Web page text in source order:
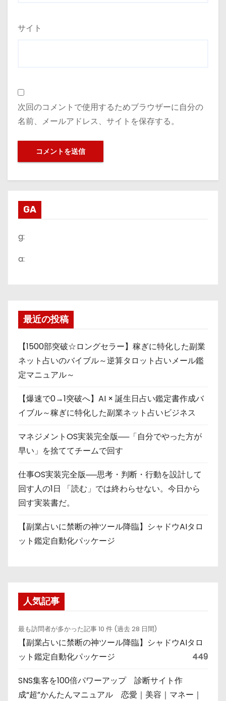
サイト
次回のコメントで使用するためブラウザーに自分の
名前、メールアドレス、サイトを保存する。
GA
g:
a:
最近の投稿
【1500部突破☆ロングセラー】稼ぎに特化した副業
ネット占いのバイブル～逆算タロット占いメール鑑
定マニュアル～
【爆速で0→1突破へ】AI × 誕生日占い鑑定書作成バ
イブル～稼ぎに特化した副業ネット占いビジネス
マネジメントOS実装完全版──「自分でやった方が
早い」を捨ててチームで回す
仕事OS実装完全版──思考・判断・行動を設計して
回す人の1日 「読む」では終わらせない。今日から
回す実装書だ。
【副業占いに禁断の神ツール降臨】シャドウAIタロ
ット鑑定自動化パッケージ
人気記事
最も訪問者が多かった記事 10 件 (過去 28 日間)
【副業占いに禁断の神ツール降臨】シャドウAIタロ
ット鑑定自動化パッケージ
449
SNS集客を100倍パワーアップ 診断サイト作
成“超”かんたんマニュアル 恋愛｜美容｜マネー｜